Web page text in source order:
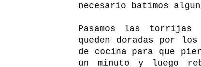
necesario batimos
Pasamos las
queden doradas por
de cocina para que
un minuto y luego